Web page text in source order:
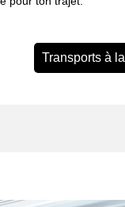
Transports à